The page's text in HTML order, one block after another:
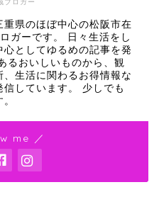
県のほぼ中心の松阪市在
ガーです。 日々生活をし
としてゆるめの記事を発
おいしいものから、観
生活に関わるお得情報な
しています。 少しでも
me ／